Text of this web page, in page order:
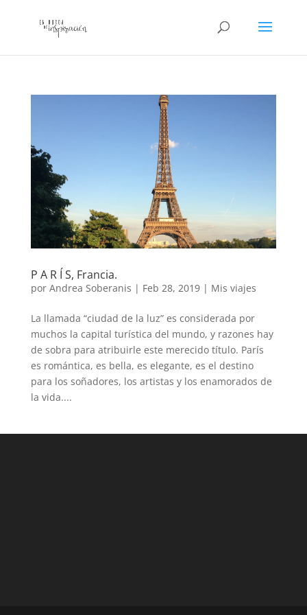
P A R Í S, Francia.
por Andrea Soberanis | Feb 28, 2019| Mis viajes
La llamada “ciudad de la luz” es considerada por
muchos la capital turística del mundo, y razones hay
de sobra para atribuirle este merecido título. París
es romántica, es bella, es elegante, es el destino
para los soñadores, los artistas y los enamorados de
la vida....